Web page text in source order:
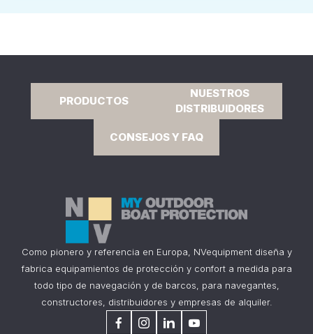
PRODUCTOS
NUESTROS
DISTRIBUIDORES
CONSEJOS Y FAQ
Como pionero y referencia en Europa, NVequipment diseña y
fabrica equipamientos de protección y confort a medida para
todo tipo de navegación y de barcos, para navegantes,
constructores, distribuidores y empresas de alquiler.